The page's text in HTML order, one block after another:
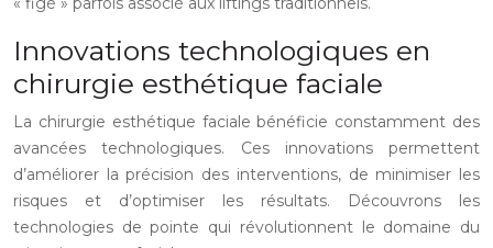
Innovations technologiques en
chirurgie esthétique faciale
La chirurgie esthétique faciale bénéficie constamment des
avancées technologiques. Ces innovations permettent
d’améliorer la précision des interventions, de minimiser les
risques et d’optimiser les résultats. Découvrons les
technologies de pointe qui révolutionnent le domaine du